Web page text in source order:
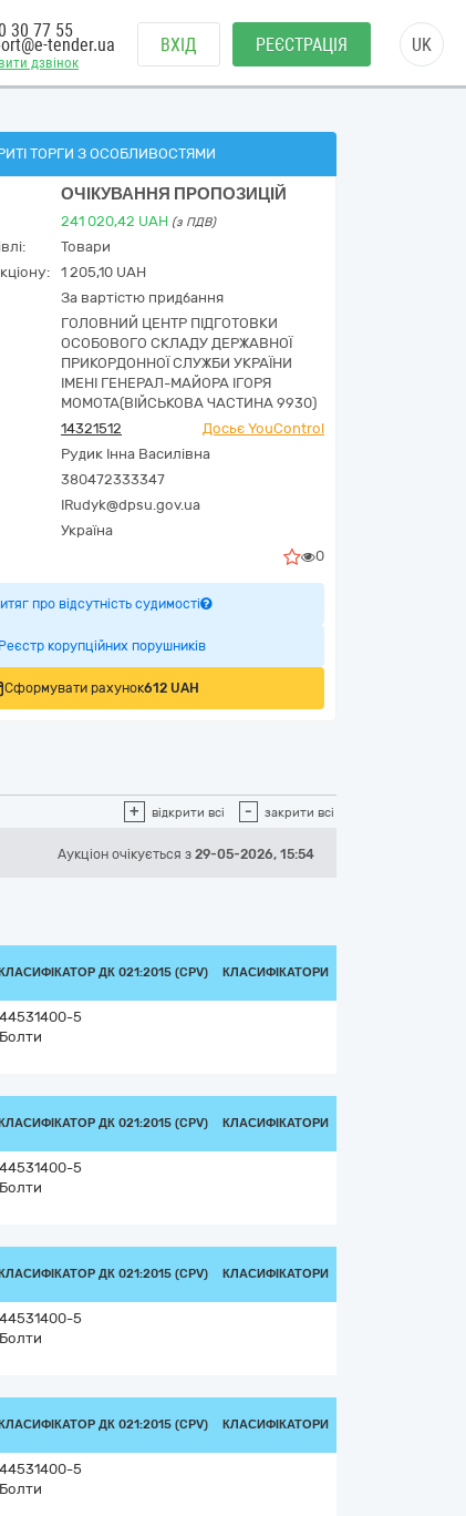
дзвінок
30 77 55
tender.ua ВХІД РЕЄСТРАЦІЯ UK
ТОРГИ З ОСОБЛИВОСТЯМИ
ОЧІКУВАННЯ ПРОПОЗИЦІЙ
241 020,42 UAH (з ПДВ)
Товари
1 205,10 UAH
За вартістю придбання
ГОЛОВНИЙ ЦЕНТР ПІДГОТОВКИ
ОСОБОВОГО СКЛАДУ ДЕРЖАВНОЇ
ПРИКОРДОННОЇ СЛУЖБИ УКРАЇНИ
ІМЕНІ ГЕНЕРАЛ-МАЙОРА ІГОРЯ
МОМОТА(ВІЙСЬКОВА ЧАСТИНА 9930)
14321512
Досьє YouControl
Рудик Інна Василівна
380472333347
IRudyk@dpsu.gov.ua
Україна
0
про відсутність судимості
Реєстр корупційних порушників
Сформувати рахунок612 UAH
+ відкрити всі - закрити всі
Аукціон очікується з 29-05-2026, 15:54
ДК 021:2015 (CPV) КЛАСИФІКАТОРИ
44531400-5
Болти
ДК 021:2015 (CPV) КЛАСИФІКАТОРИ
44531400-5
Болти
ДК 021:2015 (CPV) КЛАСИФІКАТОРИ
44531400-5
Болти
ДК 021:2015 (CPV) КЛАСИФІКАТОРИ
44531400-5
Болти